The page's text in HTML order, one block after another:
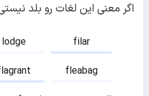
اگر معنی این لغات رو بلد
lodge
filar
fleabag